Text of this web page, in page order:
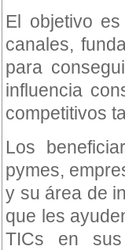
El objetivo
canales,
para
influencia
competitivos
Los
pymes,
y su área de
que les
TICs en